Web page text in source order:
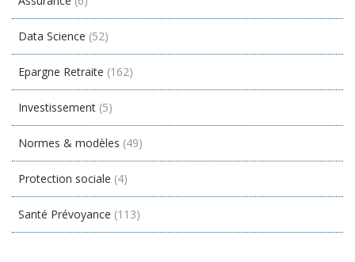
Data Science (52)
Epargne Retraite (162)
Investissement (5)
Normes & modèles (49)
Protection sociale (4)
Santé Prévoyance (113)